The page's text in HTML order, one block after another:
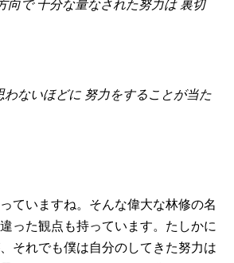
向で 十分な量なされた努力は 裏切
わないほどに 努力をすることが当た
ていますね。そんな偉大な林修の名
った観点も持っています。たしかに
それでも僕は自分のしてきた努力は